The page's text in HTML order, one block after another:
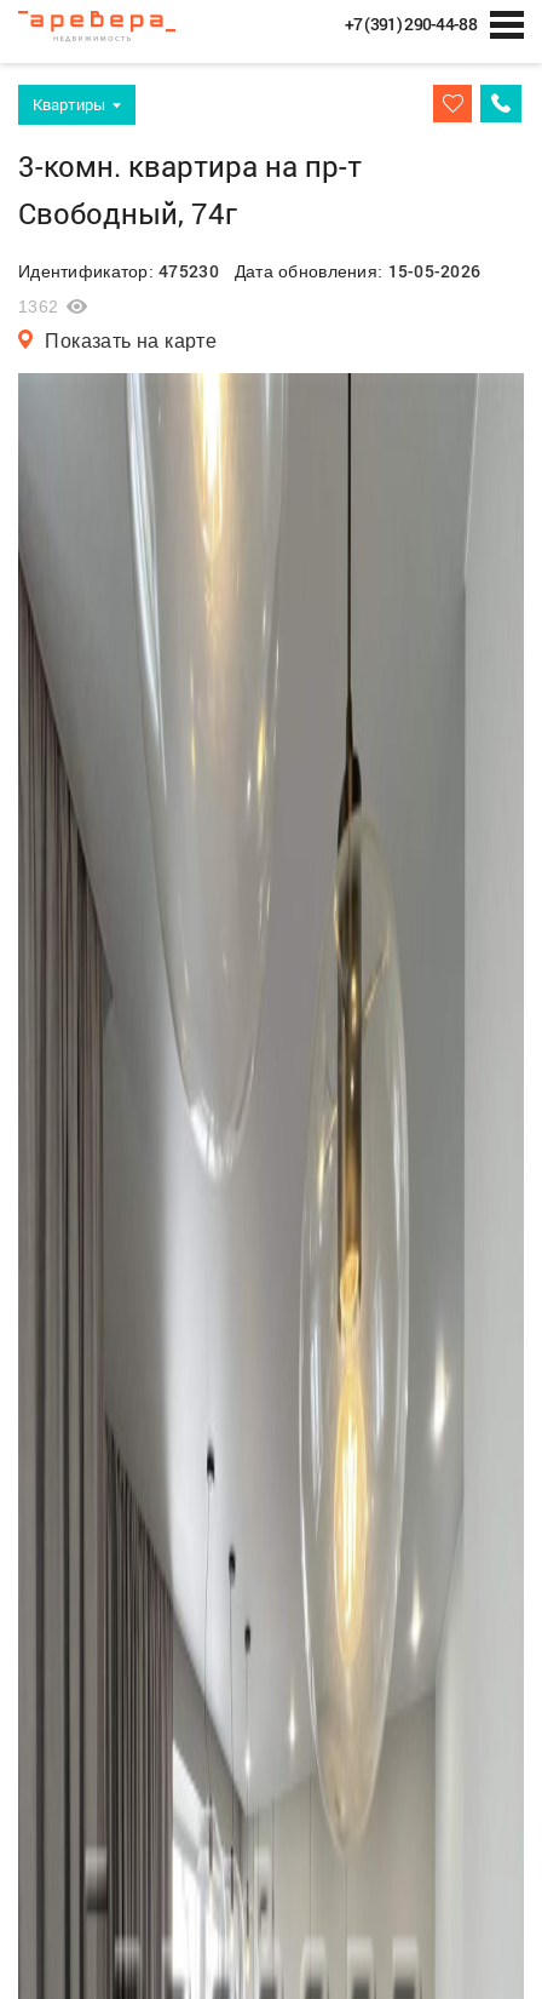
+7 (391) 290-44-88
Квартиры
3-комн. квартира на пр-т
Свободный, 74г
Идентификатор:475230Дата обновления: 15-05-2026
1362
Показать на карте